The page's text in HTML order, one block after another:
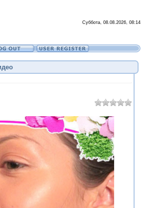
Суббота, 08.08.2026, 08:14